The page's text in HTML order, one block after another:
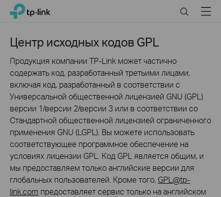
Click
navigation
TP-Link, Reliably Smart SearchMenu
Центр исходных кодов GPL
Продукция компании TP-Link может частично
содержать код, разработанный третьими лицами,
включая код, разработанный в соответствии с
Универсальной общественной лицензией GNU (GPL)
версии 1/версии 2/версии 3 или в соответствии со
Стандартной общественной лицензией ограниченного
применения GNU (LGPL). Вы можете использовать
соответствующее программное обеспечение на
условиях лицензии GPL. Код GPL является общим, и
мы предоставляем только английские версии для
глобальных пользователей. Кроме того, GPL@tp-
link.com предоставляет сервис только на английском